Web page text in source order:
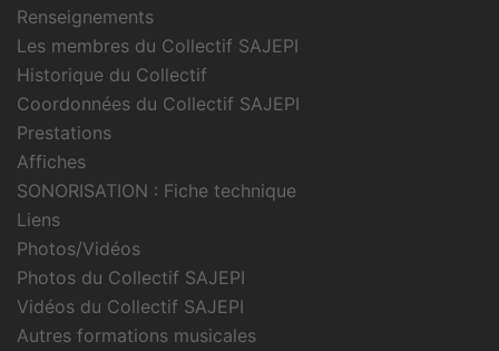
Renseignements
Les membres du Collectif SAJEPI
Historique du Collectif
Coordonnées du Collectif SAJEPI
Prestations
Affiches
SONORISATION : Fiche technique
Liens
Photos/Vidéos
Photos du Collectif SAJEPI
Vidéos du Collectif SAJEPI
Autres formations musicales